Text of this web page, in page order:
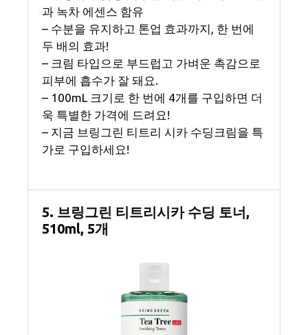
과 녹차 에센스 함유
– 수분을 유지하고 톤업 효과까지, 한 번에
두 배의 효과!
– 크림 타입으로 부드럽고 가벼운 촉감으로
피부에 흡수가 잘 돼요.
– 100mL 크기로 한 번에 4개를 구입하면 더
욱 특별한 가격에 드려요!
– 지금 브링그린 티트리 시카 수딩크림을 특
가로 구입하세요!
5. 브링그린 티트리시카 수딩 토너,
510ml, 5개